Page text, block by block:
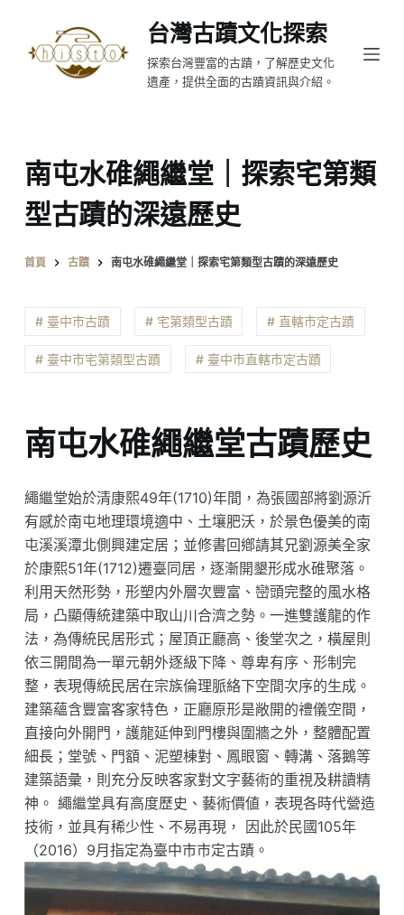
至
台灣古蹟文化探索
探索台灣豐富的古蹟，了解歷史文化
遺產，提供全面的古蹟資訊與介紹。
南屯水碓繩繼堂｜探索宅第類
型古蹟的深遠歷史
首頁 古蹟 南屯水碓繩繼堂｜探索宅第類型古蹟的深遠歷史
# 臺中市古蹟 # 宅第類型古蹟 # 直轄市定古蹟
# 臺中市宅第類型古蹟 # 臺中市直轄市定古蹟
南屯水碓繩繼堂古蹟歷史
繩繼堂始於清康熙49年(1710)年間，為張國部將劉源沂
有感於南屯地理環境適中、土壤肥沃，於景色優美的南
屯溪溪潭北側興建定居；並修書回鄕請其兄劉源美全家
於康熙51年(1712)遷臺同居，逐漸開墾形成水碓聚落。
利用天然形勢，形塑内外層次豐富、巒頭完整的風水格
局，凸顯傳統建築中取山川合濟之勢。一進雙護龍的作
法，為傳統民居形式；屋頂正廳高、後堂次之，橫屋則
依三開間為一單元朝外逐級下降、尊卑有序、形制完
整，表現傳統民居在宗族倫理脈絡下空間次序的生成。
建築蘊含豐富客家特色，正廳原形是敞開的禮儀空間，
直接向外開門，護龍延伸到門樓與圍牆之外，整體配置
細長；堂號、門額、泥塑棟對、鳳眼窗、轉溝、落鵝等
建築語彙，則充分反映客家對文字藝術的重視及耕讀精
神。 繩繼堂具有高度歷史、藝術價値，表現各時代營造
技術，並具有稀少性、不易再現， 因此於民國105年
（2016）9月指定為臺中市市定古蹟。